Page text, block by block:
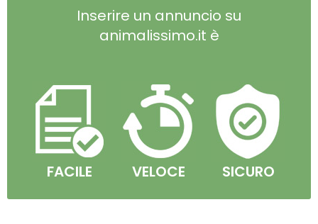
Inserire un annuncio su
animalissimo.it è
FACILE VELOCE SICURO